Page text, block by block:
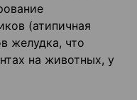
(атипичная
желудка, что
на животных, у